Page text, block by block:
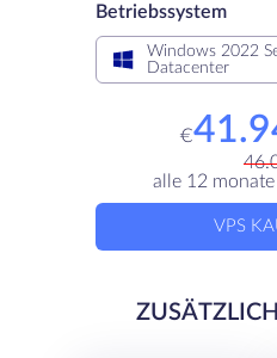
Betriebssystem
Windows 2022
Datacenter
€
alle 12
VPS